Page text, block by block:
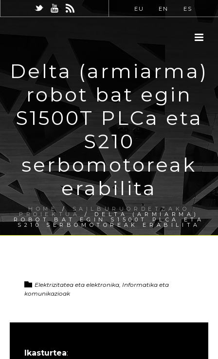
EU EN ES
Delta (armiarma)
robot bat egin
S1500T PLCa eta
S210
serbomotoreak
erabilita
HOME /SAILBURUORDETZAKO
PROIEKTUA / DELTA (ARMIARMA)
ROBOT BAT EGIN S1500T PLCA ETA
S210 SERBOMOTOREAK ERABILITA
Elektrizitatea eta elektronika, Informatika eta
komunikazioak
Ikasturtea: